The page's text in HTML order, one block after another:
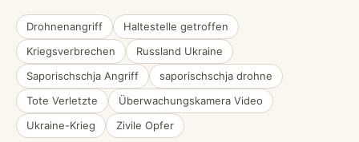
Drohnenangriff
Haltestelle getroffen
Kriegsverbrechen
Russland Ukraine
Saporischschja Angriff
saporischschja drohne
Tote Verletzte
Überwachungskamera Video
Ukraine-Krieg
Zivile Opfer